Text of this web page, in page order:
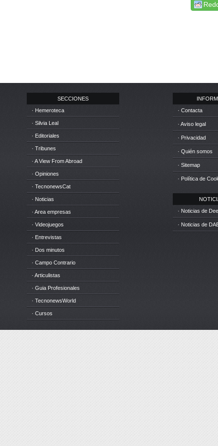
SECCIONES
· Hemeroteca
· Silvia Leal
· Editoriales
· Tribunes
· A View From Abroad
· Opiniones
· TecnonewsCat
· Noticias
· Area empresas
· Videojuegos
· Entrevistas
· Dos minutos
· Campo Contrario
· Articulistas
· Guia Profesionales
· TecnonewsWorld
· Cursos
· Contacta
· Aviso legal
· Privacidad
· Quién somos
· Sitemap
· Política de
· Noticias de
· Noticias de